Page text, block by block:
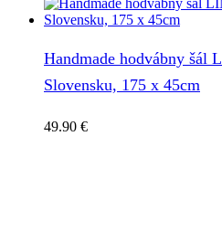
Handmade hodvábny šál
Slovensku, 175 x 45cm
49.90 €